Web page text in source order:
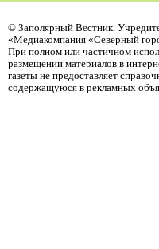
© Заполярный Вестник.
«Медиакомпания «Северный
При полном или частичном
размещении материалов в
газеты не предоставляет
содержащуюся в рекламных